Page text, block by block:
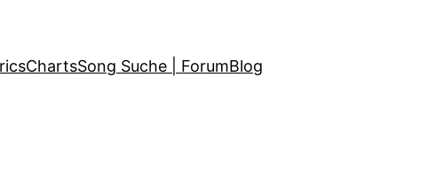
ChartsSong Suche | ForumBlog